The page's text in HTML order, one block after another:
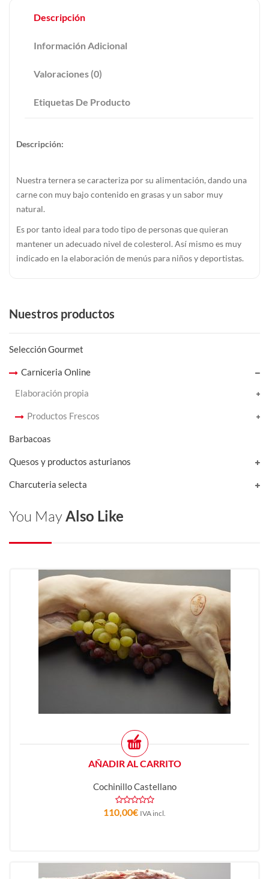
Descripción
Información Adicional
Valoraciones (0)
Etiquetas De Producto
Descripción:
Nuestra ternera se caracteriza por su alimentación, dando una
carne con muy bajo contenido en grasas y un sabor muy
natural.
Es por tanto ideal para todo tipo de personas que quieran
mantener un adecuado nivel de colesterol. Así mismo es muy
indicado en la elaboración de menús para niños y deportistas.
Nuestros productos
Selección Gourmet
Carniceria Online
Elaboración propia
Productos Frescos
Barbacoas
Quesos y productos asturianos
Charcuteria selecta
You MayAlso Like
AÑADIR AL CARRITO
Cochinillo Castellano
110,00€ IVA incl.